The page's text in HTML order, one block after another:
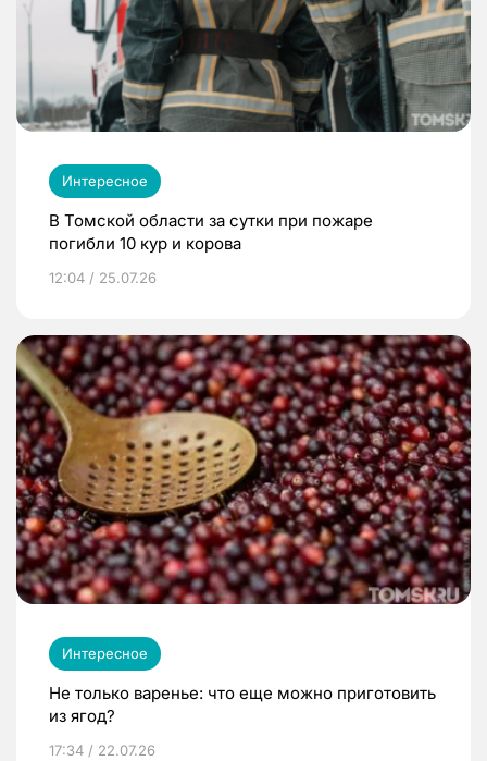
Интересное
В Томской области за сутки при пожаре
погибли 10 кур и корова
12:04 / 25.07.26
Интересное
Не только варенье: что еще можно приготовить
из ягод?
17:34 / 22.07.26